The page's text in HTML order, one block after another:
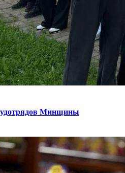
Минщины